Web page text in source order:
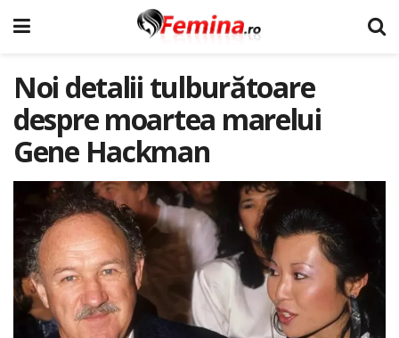
Noi detalii tulburătoare
despre moartea marelui
Gene Hackman